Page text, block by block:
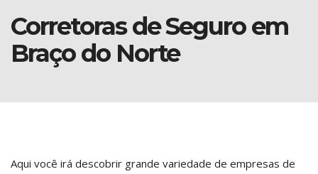
Corretoras de Seguro em
Braço do Norte
Aqui você irá descobrir grande variedade de empresas de